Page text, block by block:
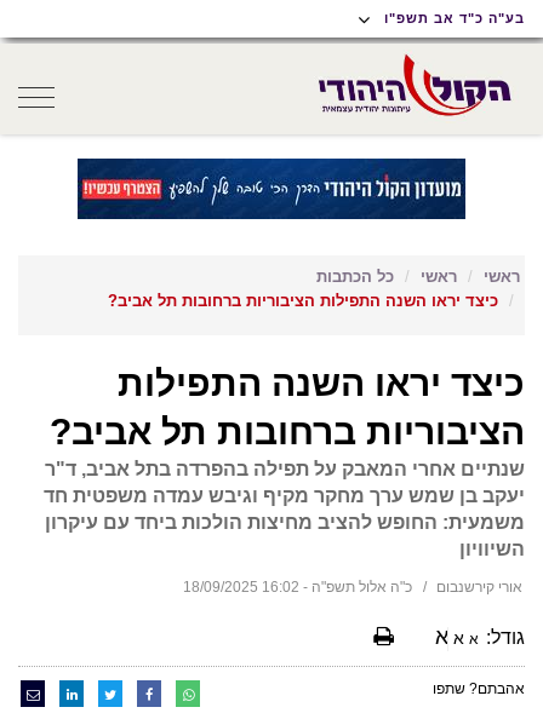
תפריט
נגישות
תפריט
ראשי
תוכן
ראשי
בע"ה כ"ד אב תשפ"ו
ראשי ראשי
כל הכתבות
כיצד יראו השנה התפילות הציבוריות ברחובות תל אביב?
כיצד יראו השנה התפילות
הציבוריות ברחובות תל אביב?
שנתיים אחרי המאבק על תפילה בהפרדה בתל אביב, ד"ר
יעקב בן שמש ערך מחקר מקיף וגיבש עמדה משפטית חד
משמעית: החופש להציב מחיצות הולכות ביחד עם עיקרון
השיוויון
אורי קירשנבום כ"ה אלול תשפ"ה - 16:02 18/09/2025
גודל: א א א
אהבתם? שתפו